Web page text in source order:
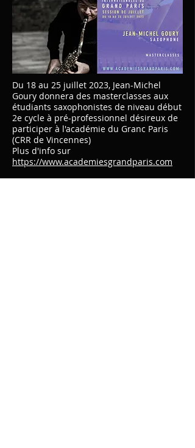
Du 18 au 25 juillet 2023, Jean-Michel
Goury donnera des masterclasses aux
étudiants saxophonistes de niveau début
2e cycle à pré-professionnel désireux de
participer à l'académie du Granc Paris
(CRR de Vincennes)
Plus d'info sur
https://www.academiesgrandparis.com